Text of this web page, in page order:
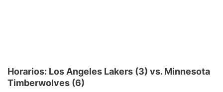
Horarios: Los Angeles Lakers (3) vs. Minnesota
Timberwolves (6)